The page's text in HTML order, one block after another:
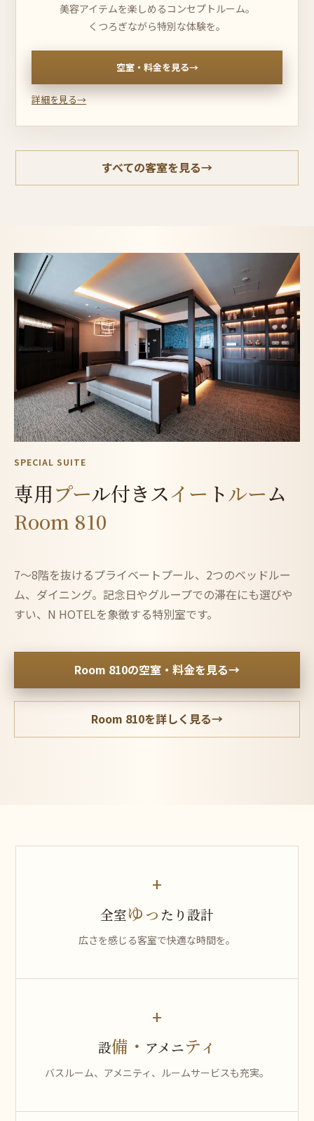
美容アイテムを楽しめるコンセプトルーム。
くつろぎながら特別な体験を。
空室・料金を見る→
詳細を見る→
すべての客室を見る→
SPECIAL SUITE
専用プール付きスイー トルーム
Room 810
7〜8階を抜けるプライベートプール、2つのベッドルー
ム、ダイニング。記念日やグループでの滞在にも選びや
すい、N HOTELを象徴する特別室です。
Room 810の空室・料金を見る→
Room 810を詳しく見る→
+
全室ゆったり設計
広さを感じる客室で快適な時間を。
+
設備・ アメニティ
バスルーム、アメニティ、ルームサービスも充実。